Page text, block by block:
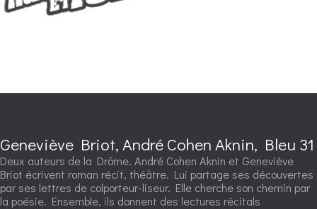
Geneviève Briot, André Cohen Aknin, Bleu 31
Deux auteurs de la Drôme. André Cohen Aknin et Geneviève
Briot écrivent roman récit, théâtre. Lui partage ses découvertes
par ses lettres de colporteur-liseur. Elle cherche son chemin par
la poésie. Ensemble, ils donnent des lectures récitals